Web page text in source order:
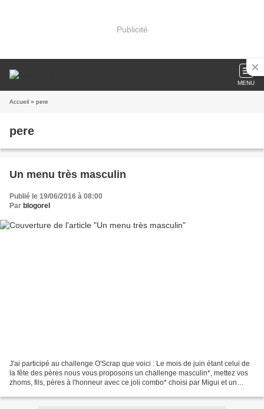
Publicité
MENU
Accueil » pere
pere
Un menu très masculin
Publié le 19/06/2016 à 08:00
Par blogorel
J'ai participé au challenge O'Scrap que voici : Le mois de juin étant celui de
la fête des pères nous vous proposons un challenge masculin*, mettez vos
zhoms, fils, pères à l'honneur avec ce joli combo* choisi par Migui et un